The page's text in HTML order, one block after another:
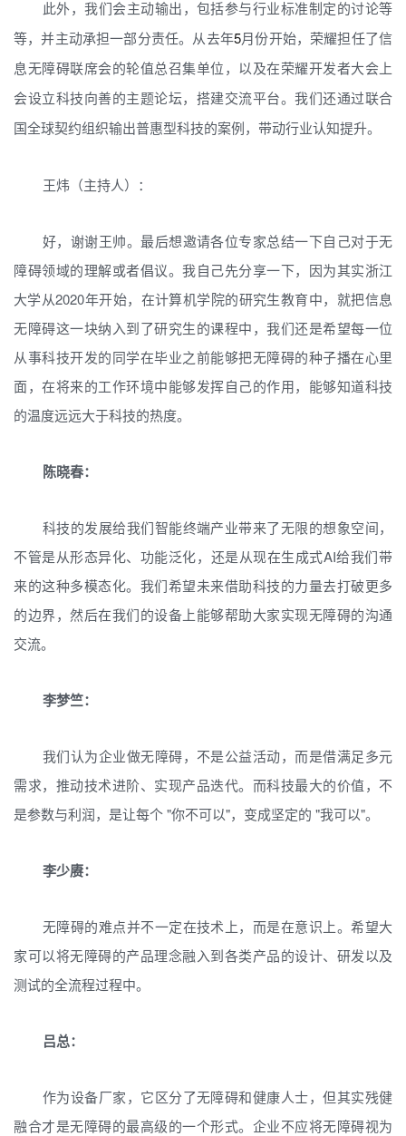
此外，我们会主动输出，包括参与行业标准制定的讨论等
等，并主动承担一部分责任。从去年5月份开始，荣耀担任了信
息无障碍联席会的轮值总召集单位，以及在荣耀开发者大会上
会设立科技向善的主题论坛，搭建交流平台。我们还通过联合
国全球契约组织输出普惠型科技的案例，带动行业认知提升。
王炜（主持人）：
好，谢谢王帅。最后想邀请各位专家总结一下自己对于无
障碍领域的理解或者倡议。我自己先分享一下，因为其实浙江
大学从2020年开始，在计算机学院的研究生教育中，就把信息
无障碍这一块纳入到了研究生的课程中，我们还是希望每一位
从事科技开发的同学在毕业之前能够把无障碍的种子播在心里
面，在将来的工作环境中能够发挥自己的作用，能够知道科技
的温度远远大于科技的热度。
陈晓春：
科技的发展给我们智能终端产业带来了无限的想象空间，
不管是从形态异化、功能泛化，还是从现在生成式AI给我们带
来的这种多模态化。我们希望未来借助科技的力量去打破更多
的边界，然后在我们的设备上能够帮助大家实现无障碍的沟通
交流。
李梦竺：
我们认为企业做无障碍，不是公益活动，而是借满足多元
需求，推动技术进阶、实现产品迭代。而科技最大的价值，不
是参数与利润，是让每个 "你不可以"，变成坚定的 "我可以"。
李少赓：
无障碍的难点并不一定在技术上，而是在意识上。希望大
家可以将无障碍的产品理念融入到各类产品的设计、研发以及
测试的全流程过程中。
吕总：
作为设备厂家，它区分了无障碍和健康人士，但其实残健
融合才是无障碍的最高级的一个形式。企业不应将无障碍视为